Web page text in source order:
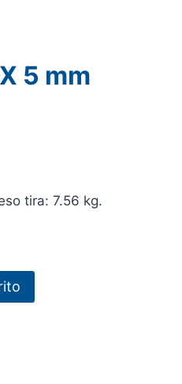
5 mm
tira: 7.56 kg.